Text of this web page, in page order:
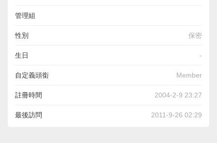
管理組
性別 保密
生日 -
自定義頭銜 Member
註冊時間 2004-2-9 23:27
最後訪問 2011-9-26 02:29